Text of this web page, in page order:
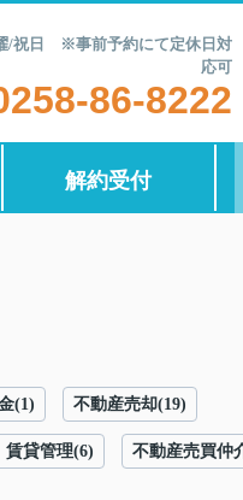
/祝日 ※事前予約にて定休日対
応可
86-8222
解約受付
(1) 不動産売却(19)
賃貸管理(6) 不動産売買仲